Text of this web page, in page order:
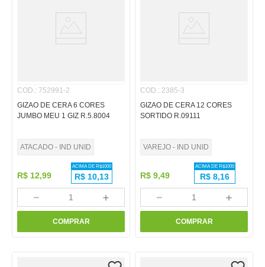
COD.: 752991-2
GIZAO DE CERA 6 CORES
JUMBO MEU 1 GIZ R.5.8004
ATACADO - IND UNID
R$ 12,99
ACIMA DE R$1000
R$ 10,13
＋
－
COMPRAR
COD.: 2385-3
GIZAO DE CERA 12 CORES
SORTIDO R.09111
VAREJO - IND UNID
R$ 9,49
ACIMA DE R$1000
R$ 8,16
＋
－
COMPRAR